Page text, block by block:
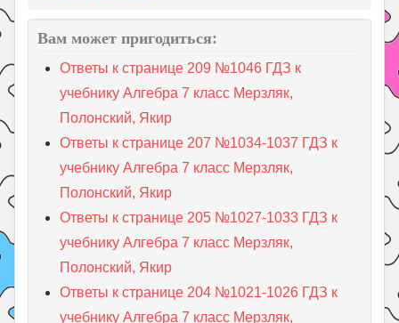
Вам может пригодиться:
Ответы к странице 209 №1046 ГДЗ к
учебнику Алгебра 7 класс Мерзляк,
Полонский, Якир
Ответы к странице 207 №1034-1037 ГДЗ к
учебнику Алгебра 7 класс Мерзляк,
Полонский, Якир
Ответы к странице 205 №1027-1033 ГДЗ к
учебнику Алгебра 7 класс Мерзляк,
Полонский, Якир
Ответы к странице 204 №1021-1026 ГДЗ к
учебнику Алгебра 7 класс Мерзляк,